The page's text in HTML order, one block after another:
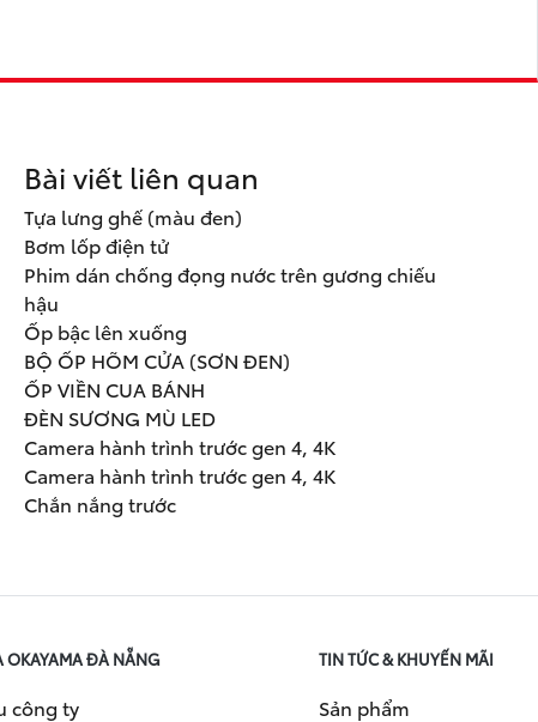
Bài viết liên quan
Tựa lưng ghế (màu đen)
Bơm lốp điện tử
Phim dán chống đọng nước trên gương chiếu
hậu
Ốp bậc lên xuống
BỘ ỐP HÕM CỬA (SƠN ĐEN)
ỐP VIỀN CUA BÁNH
ĐÈN SƯƠNG MÙ LED
Camera hành trình trước gen 4, 4K
Camera hành trình trước gen 4, 4K
Chắn nắng trước
OKAYAMA ĐÀ NẴNG
công ty
TIN TỨC & KHUYẾN MÃI
Sản phẩm